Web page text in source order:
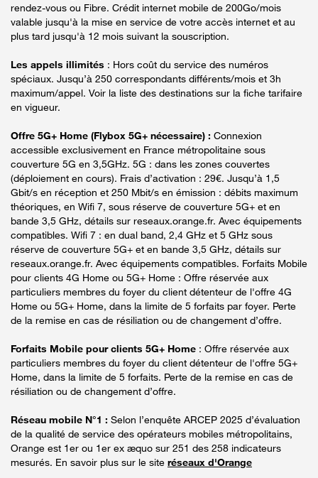
rendez-vous ou Fibre. Crédit internet mobile de 200Go/mois
valable jusqu'à la mise en service de votre accès internet et au
plus tard jusqu'à 12 mois suivant la souscription.
Les appels illimités : Hors coût du service des numéros
spéciaux. Jusqu’à 250 correspondants différents/mois et 3h
maximum/appel. Voir la liste des destinations sur la fiche tarifaire
en vigueur.
Offre 5G+ Home (Flybox 5G+ nécessaire) : Connexion
accessible exclusivement en France métropolitaine sous
couverture 5G en 3,5GHz. 5G : dans les zones couvertes
(déploiement en cours). Frais d’activation : 29€. Jusqu’à 1,5
Gbit/s en réception et 250 Mbit/s en émission : débits maximum
théoriques, en Wifi 7, sous réserve de couverture 5G+ et en
bande 3,5 GHz, détails sur reseaux.orange.fr. Avec équipements
compatibles. Wifi 7 : en dual band, 2,4 GHz et 5 GHz sous
réserve de couverture 5G+ et en bande 3,5 GHz, détails sur
reseaux.orange.fr. Avec équipements compatibles. Forfaits Mobile
pour clients 4G Home ou 5G+ Home : Offre réservée aux
particuliers membres du foyer du client détenteur de l'offre 4G
Home ou 5G+ Home, dans la limite de 5 forfaits par foyer. Perte
de la remise en cas de résiliation ou de changement d’offre.
Forfaits Mobile pour clients 5G+ Home : Offre réservée aux
particuliers membres du foyer du client détenteur de l'offre 5G+
Home, dans la limite de 5 forfaits. Perte de la remise en cas de
résiliation ou de changement d’offre.
Réseau mobile N°1 : Selon l’enquête ARCEP 2025 d’évaluation
de la qualité de service des opérateurs mobiles métropolitains,
Orange est 1er ou 1er ex æquo sur 251 des 258 indicateurs
mesurés. En savoir plus sur le site réseaux d'Orange